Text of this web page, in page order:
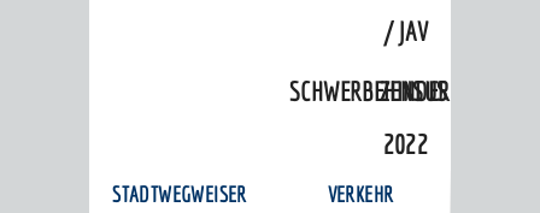
/ JAV
ZENSUS
2022
STADTWEGWEISER VERKEHR